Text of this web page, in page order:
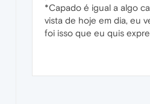
*Capado é igual a algo
vista de hoje em dia, eu
foi isso que eu quis